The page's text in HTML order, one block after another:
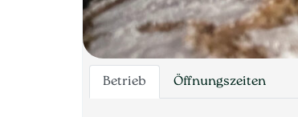
Betrieb Öffnungszeiten